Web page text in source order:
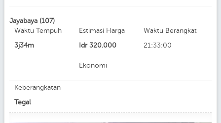
Jayabaya (107)
Waktu Tempuh
3j34m
Estimasi Harga
Idr 320.000
Ekonomi
Waktu Berangkat
21:33:00
Keberangkatan
Tegal